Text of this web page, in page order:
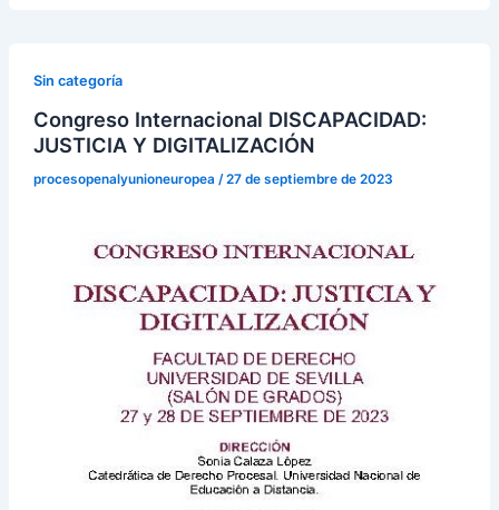
Sin categoría
Congreso Internacional DISCAPACIDAD:
JUSTICIA Y DIGITALIZACIÓN
procesopenalyunioneuropea /27 de septiembre de 2023